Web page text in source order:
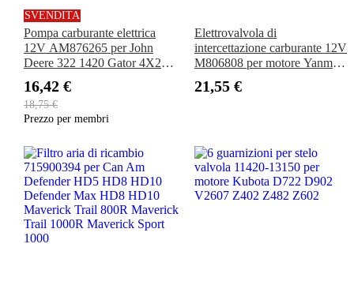
SVENDITA
Pompa carburante elettrica
12V AM876265 per John
Deere 322 1420 Gator 4X2
F932 FD620D FD750D HPX
HP
16,42 €
18,75 €
Prezzo per membri
Elettrovalvola di
intercettazione carburante 12V
M806808 per motore Yanmar
790 990 X495 X595 X740
21,55 €